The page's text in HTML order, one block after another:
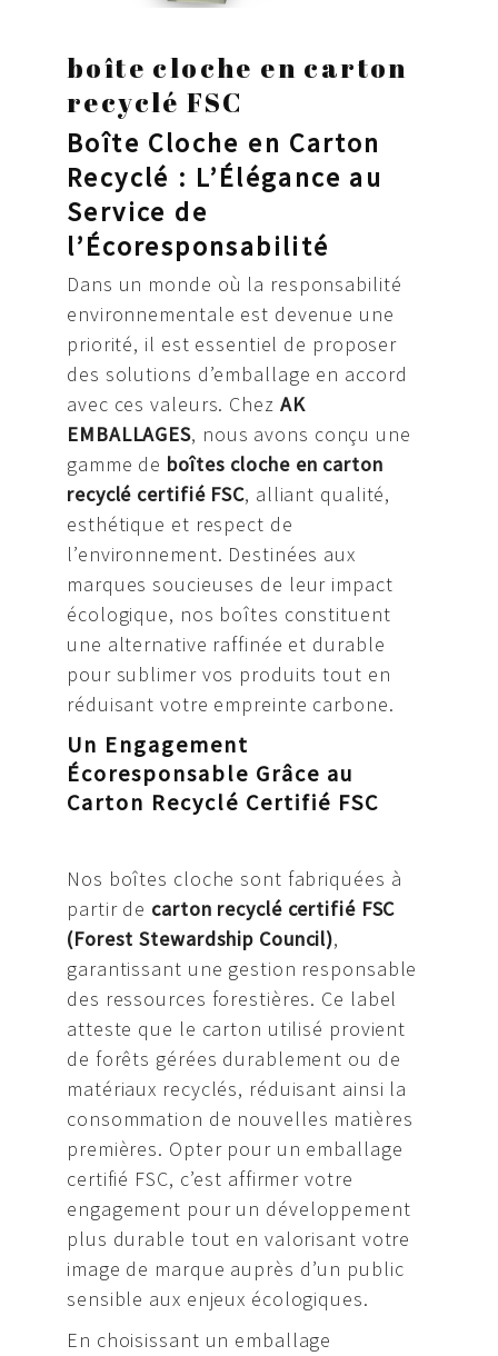
boîte cloche en carton
recyclé FSC
Boîte Cloche en Carton
Recyclé : L’Élégance au
Service de
l’Écoresponsabilité
Dans un monde où la responsabilité
environnementale est devenue une
priorité, il est essentiel de proposer
des solutions d’emballage en accord
avec ces valeurs. Chez AK
EMBALLAGES, nous avons conçu une
gamme de boîtes cloche en carton
recyclé certifié FSC, alliant qualité,
esthétique et respect de
l’environnement. Destinées aux
marques soucieuses de leur impact
écologique, nos boîtes constituent
une alternative raffinée et durable
pour sublimer vos produits tout en
réduisant votre empreinte carbone.
Un Engagement
Écoresponsable Grâce au
Carton Recyclé Certifié FSC
Nos boîtes cloche sont fabriquées à
partir de carton recyclé certifié FSC
(Forest Stewardship Council),
garantissant une gestion responsable
des ressources forestières. Ce label
atteste que le carton utilisé provient
de forêts gérées durablement ou de
matériaux recyclés, réduisant ainsi la
consommation de nouvelles matières
premières. Opter pour un emballage
certifié FSC, c’est affirmer votre
engagement pour un développement
plus durable tout en valorisant votre
image de marque auprès d’un public
sensible aux enjeux écologiques.
En choisissant un emballage